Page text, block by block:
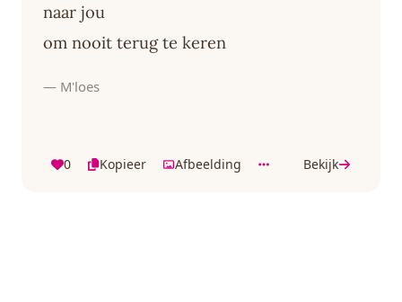
naar jou
om nooit terug te keren
— M'loes
0 Kopieer Afbeelding Bekijk